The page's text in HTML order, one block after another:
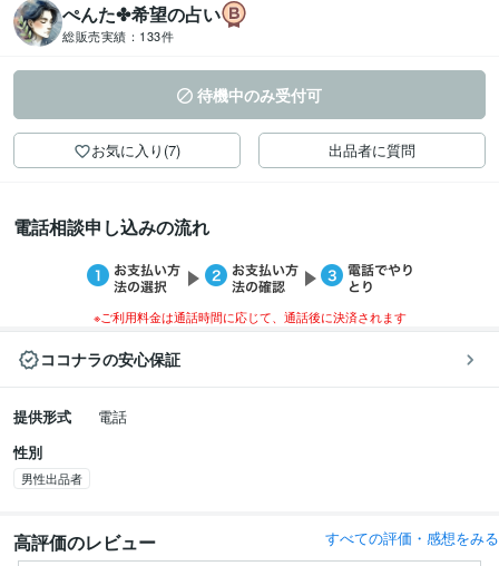
ぺんた✤希望の占い
総販売実績： 133件
待機中のみ受付可
お気に入り(7) 出品者に質問
電話相談申し込みの流れ
※ご利用料金は通話時間に応じて、通話後に決済されます
ココナラの安心保証
提供形式
電話
性別
男性出品者
高評価のレビュー すべての評価・感想をみる